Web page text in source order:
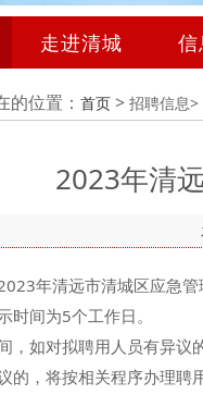
走进清城
的位置： 首页 > 招聘信息>
2023年清
年清远市清城区应急
时间为5个工作日。
，如对拟聘用人员有异议
的，将按相关程序办理聘